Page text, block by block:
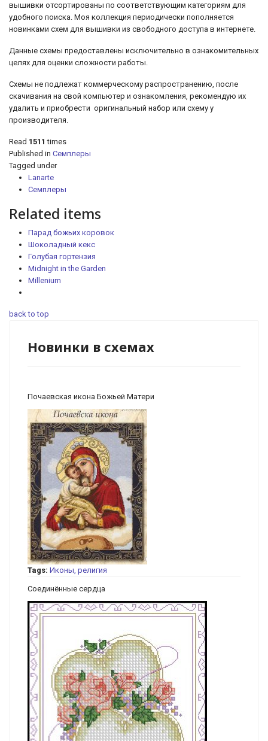
вышивки отсортированы по соответствующим категориям для
удобного поиска. Моя коллекция периодически пополняется
новинками схем для вышивки из свободного доступа в интернете.
Данные схемы предоставлены исключительно в ознакомительных
целях для оценки сложности работы.
Схемы не подлежат коммерческому распространению, после
скачивания на свой компьютер и ознакомления, рекомендую их
удалить и приобрести оригинальный набор или схему у
производителя.
Read 1511 times
Published in Семплеры
Tagged under
Lanarte
Семплеры
Related items
Парад божьих коровок
Шоколадный кекс
Голубая гортензия
Midnight in the Garden
Millenium
back to top
Новинки в схемах
Почаевская икона Божьей Матери
Tags: Иконы, религия
Соединённые сердца